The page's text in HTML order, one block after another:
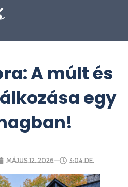
A múlt és
egy
május 12, 2026 3:04 de.